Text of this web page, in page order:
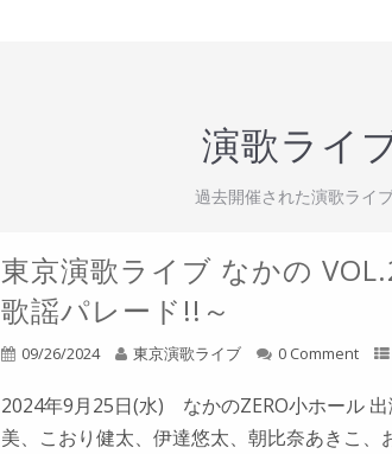
演歌ライ
過去開催された演歌ライ
東京演歌ライブ なかの
歌謡パレード!!～
09/26/2024 東京演歌ライブ 0 Comment
2024年9月25日(水) なかのZERO小ホール
美、こおり健太、伊達悠太、朝比奈あきこ、